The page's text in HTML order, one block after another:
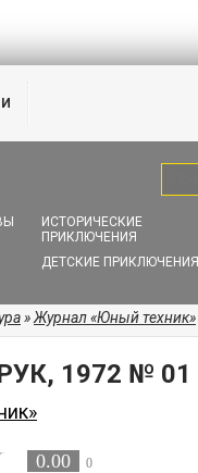
ИСТОРИЧЕСКИЕ
ПРИКЛЮЧЕНИЯ
ДЕТСКИЕ ПРИКЛЮЧЕНИЯ
»Журнал «Юный техник»
1972 № 01
0.00 0